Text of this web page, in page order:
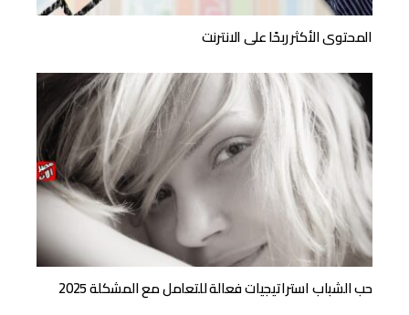
المحتوى الأكثر ربحًا على الانترنت
حب الشباب استراتيجيات فعالة للتعامل مع المشكلة 2025